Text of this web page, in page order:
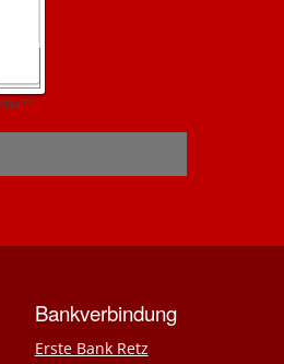
Bankverbindung
Erste Bank Retz